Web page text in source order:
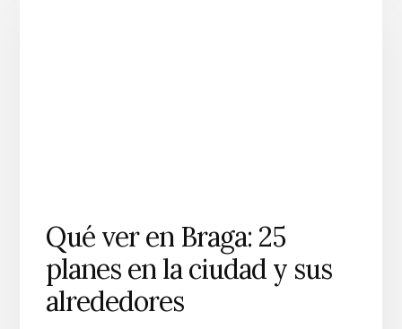
Qué ver en Braga: 25
planes en la ciudad y sus
alrededores